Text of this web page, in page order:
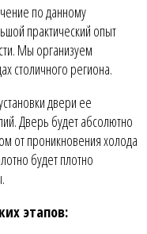
по данному
практический опыт
Мы организуем
столичного региона.
двери ее
Дверь будет абсолютно
от проникновения холода
будет плотно
этапов: